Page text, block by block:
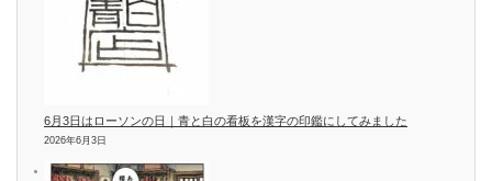
6月3日はローソンの日｜青と白の看板を漢字の印鑑にしてみました
2026年6月3日